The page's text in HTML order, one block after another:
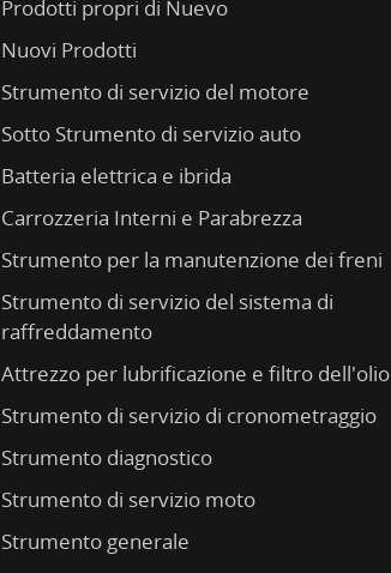
Prodotti propri di Nuevo
Nuovi Prodotti
Strumento di servizio del motore
Sotto Strumento di servizio auto
Batteria elettrica e ibrida
Carrozzeria Interni e Parabrezza
Strumento per la manutenzione dei freni
Strumento di servizio del sistema di
raffreddamento
Attrezzo per lubrificazione e filtro dell'olio
Strumento di servizio di cronometraggio
Strumento diagnostico
Strumento di servizio moto
Strumento generale